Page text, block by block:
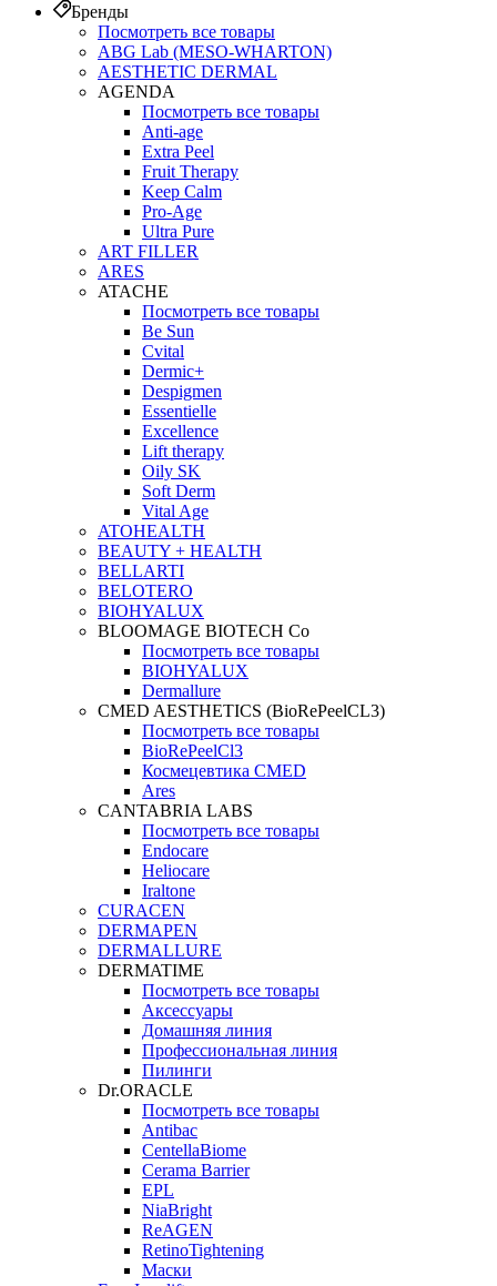
Бренды
Посмотреть все товары
ABG Lab (MESO-WHARTON)
AESTHETIC DERMAL
AGENDA
Посмотреть все товары
Anti-age
Extra Peel
Fruit Therapy
Keep Calm
Pro‑Age
Ultra Pure
ART FILLER
ARES
ATACHE
Посмотреть все товары
Be Sun
Cvital
Dermic+
Despigmen
Essentielle
Excellence
Lift therapy
Oily SK
Soft Derm
Vital Age
ATOHEALTH
BEAUTY + HEALTH
BELLARTI
BELOTERO
BIOHYALUX
BLOOMAGE BIOTECH Co
Посмотреть все товары
BIOHYALUX
Dermallure
CMED AESTHETICS (BioRePeelCL3)
Посмотреть все товары
BioRePeelCl3
Космецевтика CMED
Ares
CANTABRIA LABS
Посмотреть все товары
Endocare
Heliocare
Iraltone
CURACEN
DERMAPEN
DERMALLURE
DERMATIME
Посмотреть все товары
Аксессуары
Домашняя линия
Профессиональная линия
Пилинги
Dr.ORACLE
Посмотреть все товары
Antibac
CentellaBiome
Cerama Barrier
EPL
NiaBright
ReAGEN
RetinoTightening
Маски